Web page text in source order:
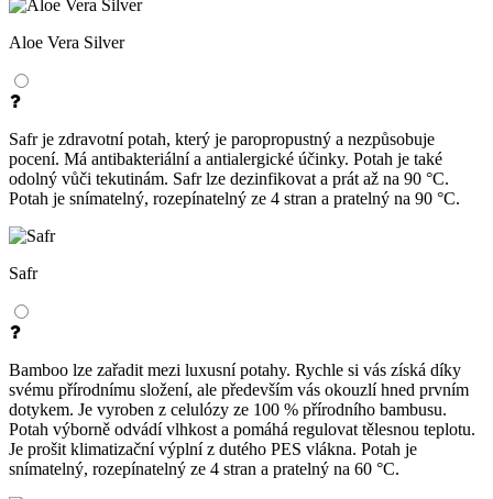
Aloe Vera Silver
Safr je zdravotní potah, který je paropropustný a nezpůsobuje
pocení. Má antibakteriální a antialergické účinky. Potah je také
odolný vůči tekutinám. Safr lze dezinfikovat a prát až na 90 °C.
Potah je snímatelný, rozepínatelný ze 4 stran a pratelný na 90 °C.
Safr
Bamboo lze zařadit mezi luxusní potahy. Rychle si vás získá díky
svému přírodnímu složení, ale především vás okouzlí hned prvním
dotykem. Je vyroben z celulózy ze 100 % přírodního bambusu.
Potah výborně odvádí vlhkost a pomáhá regulovat tělesnou teplotu.
Je prošit klimatizační výplní z dutého PES vlákna. Potah je
snímatelný, rozepínatelný ze 4 stran a pratelný na 60 °C.